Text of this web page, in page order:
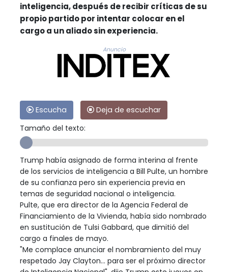
inteligencia, después de recibir críticas de su
propio partido por intentar colocar en el
cargo a un aliado sin experiencia.
Anuncio
Escucha
Deja de escuchar
Tamaño del texto:
Trump había asignado de forma interina al frente
de los servicios de inteligencia a Bill Pulte, un hombre
de su confianza pero sin experiencia previa en
temas de seguridad nacional o inteligencia.
Pulte, que era director de la Agencia Federal de
Financiamiento de la Vivienda, había sido nombrado
en sustitución de Tulsi Gabbard, que dimitió del
cargo a finales de mayo.
"Me complace anunciar el nombramiento del muy
respetado Jay Clayton... para ser el próximo director